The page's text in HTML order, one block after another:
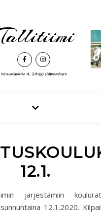
12.1.
12.1.2020.